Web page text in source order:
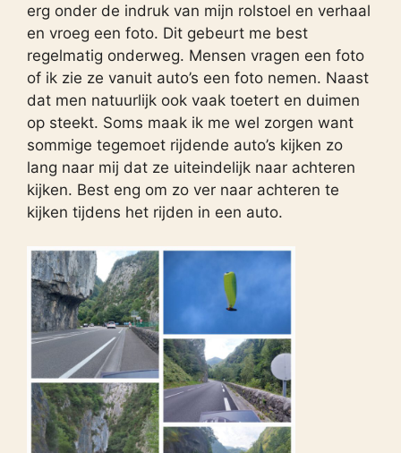
erg onder de indruk van mijn rolstoel en verhaal
en vroeg een foto. Dit gebeurt me best
regelmatig onderweg. Mensen vragen een foto
of ik zie ze vanuit auto’s een foto nemen. Naast
dat men natuurlijk ook vaak toetert en duimen
op steekt. Soms maak ik me wel zorgen want
sommige tegemoet rijdende auto’s kijken zo
lang naar mij dat ze uiteindelijk naar achteren
kijken. Best eng om zo ver naar achteren te
kijken tijdens het rijden in een auto.